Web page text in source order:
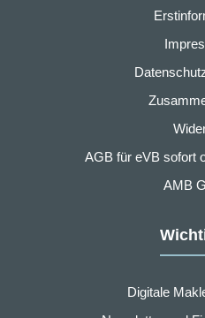
AGB für eVB sofort
AMB
Digitale